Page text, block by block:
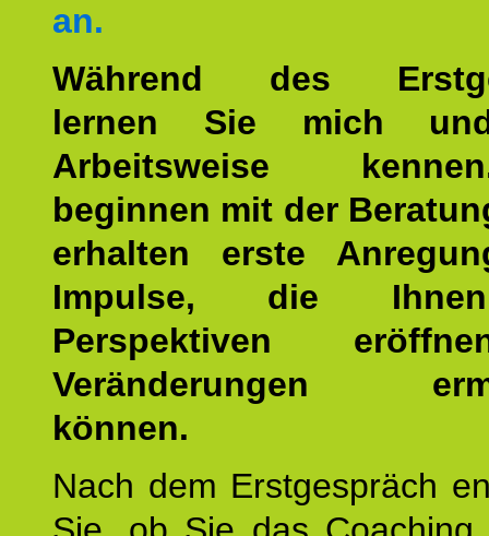
an.
Während des
lernen Sie mich
Arbeitsweise
beginnen mit der
erhalten erste
Impulse, die
Perspektiven
Veränderungen
können.
Nach dem Erstgespräch